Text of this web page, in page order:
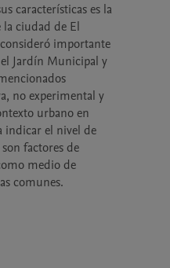
características es la
ciudad de El
importante
Jardín Municipal y
no experimental y
urbano en
indicar el nivel de
factores de
medio de
comunes.